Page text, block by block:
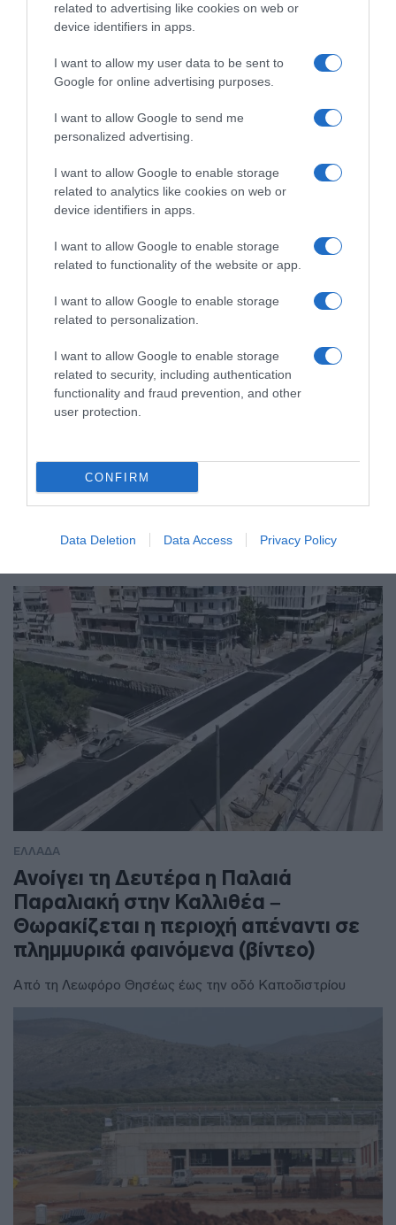
related to advertising like cookies on web or
device identifiers in apps.
I want to allow my user data to be sent to
Google for online advertising purposes.
I want to allow Google to send me
personalized advertising.
I want to allow Google to enable storage
related to analytics like cookies on web or
device identifiers in apps.
I want to allow Google to enable storage
related to functionality of the website or app.
I want to allow Google to enable storage
related to personalization.
I want to allow Google to enable storage
related to security, including authentication
functionality and fraud prevention, and other
user protection.
CONFIRM
Data Deletion Data Access Privacy Policy
ΕΛΛΑΔΑ
Ανοίγει τη Δευτέρα η Παλαιά
Παραλιακή στην Καλλιθέα –
Θωρακίζεται η περιοχή απέναντι σε
πλημμυρικά φαινόμενα (βίντεο)
Από τη Λεωφόρο Θησέως έως την οδό Καποδιστρίου